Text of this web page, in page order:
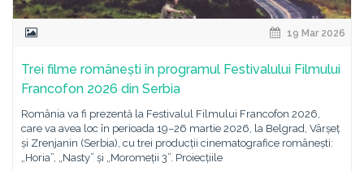
19 Mar 2026
Trei filme românești în programul Festivalului Filmului
Francofon 2026 din Serbia
România va fi prezentă la Festivalul Filmului Francofon 2026,
care va avea loc în perioada 19–26 martie 2026, la Belgrad, Vârșeț
și Zrenjanin (Serbia), cu trei producții cinematografice românești:
„Horia”, „Nasty” și „Moromeții 3”. Proiecțiile